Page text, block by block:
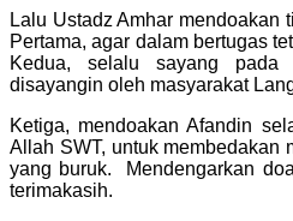
Lalu Ustadz Amhar mendoakan
Pertama, agar dalam bertugas
Kedua, selalu sayang pada
disayangin oleh masyarakat
Ketiga, mendoakan Afandin
Allah SWT, untuk membedakan
yang buruk. Mendengarkan
terimakasih.